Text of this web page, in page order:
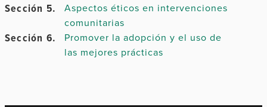
Capítulo
Sección 5.
Aspectos éticos en intervenciones
comunitarias
Sección 6.
Promover la adopción y el uso de
las mejores prácticas